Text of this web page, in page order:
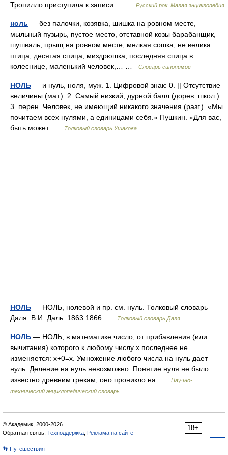
Тропилло приступила к записи… …
Русский рок. Малая энциклопедия
ноль — без палочки, козявка, шишка на ровном месте,
мыльный пузырь, пустое место, отставной козы барабанщик,
шушваль, прыщ на ровном месте, мелкая сошка, не велика
птица, десятая спица, миздрюшка, последняя спица в
колеснице, маленький человек,… …
Словарь синонимов
НОЛЬ — и нуль, ноля, муж. 1. Цифровой знак: 0. || Отсутствие
величины (мат.). 2. Самый низкий, дурной балл (дорев. школ.).
3. перен. Человек, не имеющий никакого значения (разг.). «Мы
почитаем всех нулями, а единицами себя.» Пушкин. «Для вас,
быть может …
Толковый словарь Ушакова
НОЛЬ — НОЛЬ, нолевой и пр. см. нуль. Толковый словарь
Даля. В.И. Даль. 1863 1866 …
Толковый словарь Даля
НОЛЬ — НОЛЬ, в математике число, от прибавления (или
вычитания) которого к любому числу х последнее не
изменяется: х+0=х. Умножение любого числа на нуль дает
нуль. Деление на нуль невозможно. Понятие нуля не было
известно древним грекам; оно проникло на …
Научно-
технический энциклопедический словарь
18+
© Академик, 2000-2026
Обратная связь: Техподдержка Реклама на сайте
👣 Путешествия